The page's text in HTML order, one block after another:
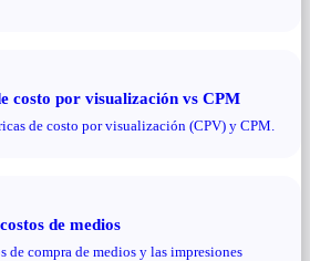
costo por visualización vs CPM
de costo por visualización (CPV) y CPM.
de medios
de compra de medios y las impresiones